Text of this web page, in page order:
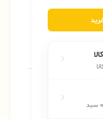
240,000 تومان
سبد